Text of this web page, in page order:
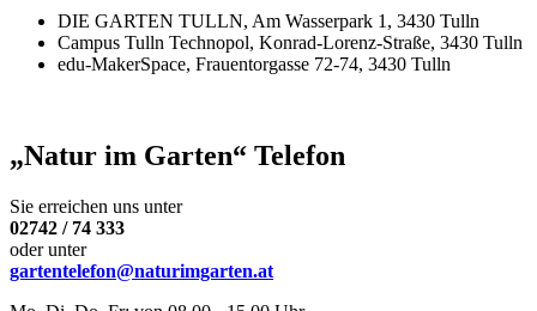
DIE GARTEN TULLN, Am Wasserpark 1, 3430 Tulln
Campus Tulln Technopol, Konrad-Lorenz-Straße, 3430 Tulln
edu-MakerSpace, Frauentorgasse 72-74, 3430 Tulln
„Natur im Garten“ Telefon
Sie erreichen uns unter
02742 / 74 333
oder unter
gartentelefon@naturimgarten.at